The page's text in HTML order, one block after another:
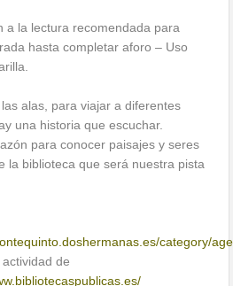
a la lectura recomendada para
hasta completar aforo – Uso
alas, para viajar a diferentes
una historia que escuchar.
para conocer paisajes y seres
la biblioteca que será nuestra pista
category/
de